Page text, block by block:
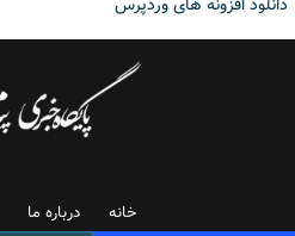
خانه درباره ما